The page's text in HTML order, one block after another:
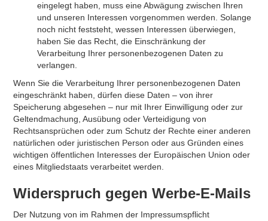
eingelegt haben, muss eine Abwägung zwischen Ihren
und unseren Interessen vorgenommen werden. Solange
noch nicht feststeht, wessen Interessen überwiegen,
haben Sie das Recht, die Einschränkung der
Verarbeitung Ihrer personenbezogenen Daten zu
verlangen.
Wenn Sie die Verarbeitung Ihrer personenbezogenen Daten
eingeschränkt haben, dürfen diese Daten – von ihrer
Speicherung abgesehen – nur mit Ihrer Einwilligung oder zur
Geltendmachung, Ausübung oder Verteidigung von
Rechtsansprüchen oder zum Schutz der Rechte einer anderen
natürlichen oder juristischen Person oder aus Gründen eines
wichtigen öffentlichen Interesses der Europäischen Union oder
eines Mitgliedstaats verarbeitet werden.
Widerspruch gegen Werbe-E-Mails
Der Nutzung von im Rahmen der Impressumspflicht